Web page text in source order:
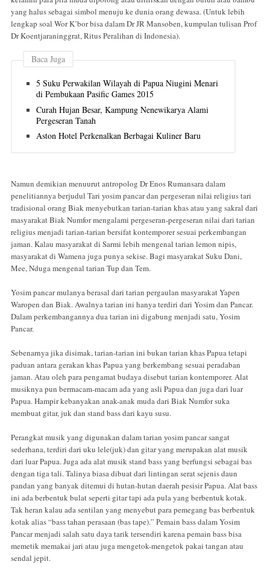
yang halus sebagai simbol menuju ke dunia orang dewasa. (Untuk lebih
lengkap soal Wor K’bor bisa dalam Dr JR Mansoben, kumpulan tulisan Prof
Dr Koentjaraninggrat, Ritus Peralihan di Indonesia).
Baca Juga
5 Suku Perwakilan Wilayah di Papua Niugini Menari
di Pembukaan Pasific Games 2015
Curah Hujan Besar, Kampung Nenewikarya Alami
Pergeseran Tanah
Aston Hotel Perkenalkan Berbagai Kuliner Baru
Namun demikian menuurut antropolog Dr Enos Rumansara dalam
penelitiannya berjudul Tari yosim pancar dan pergeseran nilai religius tari
tradisional orang Biak menyebutkan tarian-tarian khas atau yang sakral dari
masyarakat Biak Numfor mengalami pergeseran-pergeseran nilai dari tarian
religius menjadi tarian-tarian bersifat kontemporer sesuai perkembangan
jaman. Kalau masyarakat di Sarmi lebih mengenal tarian lemon nipis,
masyarakat di Wamena juga punya sekise. Bagi masyarakat Suku Dani,
Mee, Nduga mengenal tarian Tup dan Tem.
Yosim pancar mulanya berasal dari tarian pergaulan masyarakat Yapen
Waropen dan Biak. Awalnya tarian ini hanya terdiri dari Yosim dan Pancar.
Dalam perkembangannya dua tarian ini digabung menjadi satu, Yosim
Pancar.
Sebenarnya jika disimak, tarian-tarian ini bukan tarian khas Papua tetapi
paduan antara gerakan khas Papua yang berkembang sesuai peradaban
jaman. Atau oleh para pengamat budaya disebut tarian kontemporer. Alat
musiknya pun bermacam-macam ada yang asli Papua dan juga dari luar
Papua. Hampir kebanyakan anak-anak muda dari Biak Numfor suka
membuat gitar, juk dan stand bass dari kayu susu.
Perangkat musik yang digunakan dalam tarian yosim pancar sangat
sederhana, terdiri dari uku lele(juk) dan gitar yang merupakan alat musik
dari luar Papua. Juga ada alat musik stand bass yang berfungsi sebagai bas
dengan tiga tali. Talinya biasa dibuat dari lintingan serat sejenis daun
pandan yang banyak ditemui di hutan-hutan daerah pesisir Papua. Alat bass
ini ada berbentuk bulat seperti gitar tapi ada pula yang berbentuk kotak.
Tak heran kalau ada sentilan yang menyebut para pemegang bas berbentuk
kotak alias “bass tahan perasaan (bas tape).” Pemain bass dalam Yosim
Pancar menjadi salah satu daya tarik tersendiri karena pemain bass bisa
memetik memakai jari atau juga mengetok-mengetok pakai tangan atau
sendal jepit.